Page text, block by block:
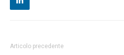
Articolo precedente